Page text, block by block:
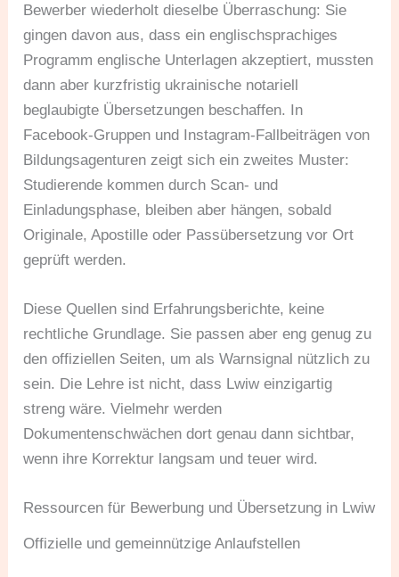
Bewerber wiederholt dieselbe Überraschung: Sie
gingen davon aus, dass ein englischsprachiges
Programm englische Unterlagen akzeptiert, mussten
dann aber kurzfristig ukrainische notariell
beglaubigte Übersetzungen beschaffen. In
Facebook-Gruppen und Instagram-Fallbeiträgen von
Bildungsagenturen zeigt sich ein zweites Muster:
Studierende kommen durch Scan- und
Einladungsphase, bleiben aber hängen, sobald
Originale, Apostille oder Passübersetzung vor Ort
geprüft werden.
Diese Quellen sind Erfahrungsberichte, keine
rechtliche Grundlage. Sie passen aber eng genug zu
den offiziellen Seiten, um als Warnsignal nützlich zu
sein. Die Lehre ist nicht, dass Lwiw einzigartig
streng wäre. Vielmehr werden
Dokumentenschwächen dort genau dann sichtbar,
wenn ihre Korrektur langsam und teuer wird.
Ressourcen für Bewerbung und Übersetzung in Lwiw
Offizielle und gemeinnützige Anlaufstellen